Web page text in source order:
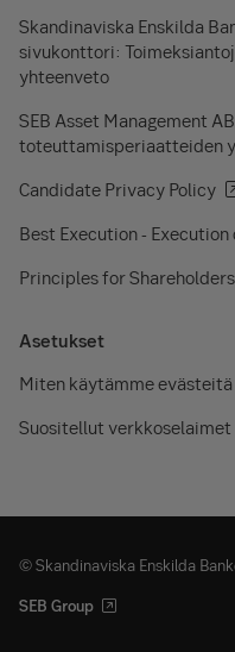
Skandinaviska Enskilda
sivukonttori:
yhteenveto
SEB Asset Management
toteuttamisperiaatteiden
Candidate Privacy Policy
Best Execution -
Principles for
Asetukset
Miten käytämme evästeitä
Suositellut verkkoselaimet
© Skandinaviska Enskilda
SEB Group